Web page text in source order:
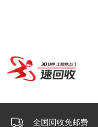
全国回收免邮费